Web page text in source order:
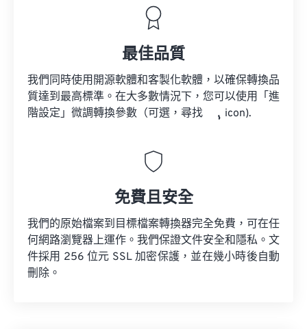
最佳品質
我們同時使用開源軟體和客製化軟體，以確保轉換品
質達到最高標準。在大多數情況下，您可以使用「進
階設定」微調轉換參數（可選，尋找
icon).
免費且安全
我們的原始檔案到目標檔案轉換器完全免費，可在任
何網路瀏覽器上運作。我們保證文件安全和隱私。文
件採用 256 位元 SSL 加密保護，並在幾小時後自動
刪除。